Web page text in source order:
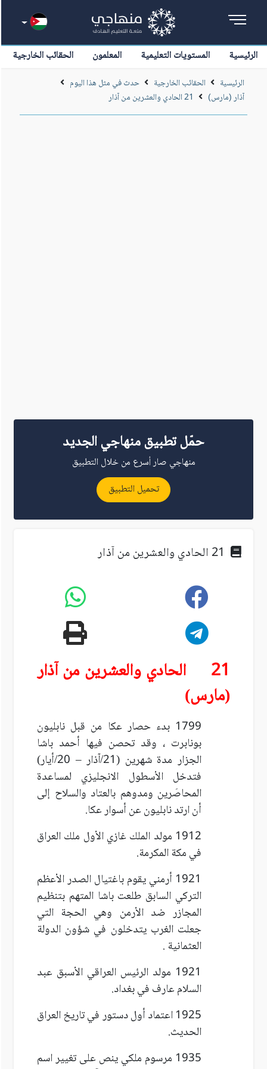
الرئيسية المستويات التعليمية المعلمون الحقائب الخارجية
الرئيسية الحقائب الخارجية
حدث في مثل هذا اليوم
آذار (مارس)
21 الحادي والعشرين من آذار
حمّل تطبيق منهاجي الجديد
منهاجي صار أسرع من خلال التطبيق
تحميل التطبيق
21 الحادي والعشرين من آذار
(مارس)
1799 بدء حصار عكا من قبل نابليون
بونابرت ، وقد تحصن فيها أحمد باشا
الجزار مدة شهرين (21/آذار – 20/أيار)
فتدخل الأسطول الانجليزي لمساعدة
المحاصَرين ومدوهم بالعتاد والسلاح إلى
أن ارتد نابليون عن أسوار عكا.
1912 مولد الملك غازي الأول ملك العراق
في مكة المكرمة.
1921 أرمني يقوم باغتيال الصدر الأعظم
التركي السابق طلعت باشا المتهم بتنظيم
المجازر ضد الأرمن وهي الحجة التي
جعلت الغرب يتدخلون في شؤون الدولة
العثمانية .
1921 مولد الرئيس العراقي الأسبق عبد
السلام عارف في بغداد.
1925 اعتماد أول دستور في تاريخ العراق
الحديث.
1935 مرسوم ملكي ينص على تغيير اسم